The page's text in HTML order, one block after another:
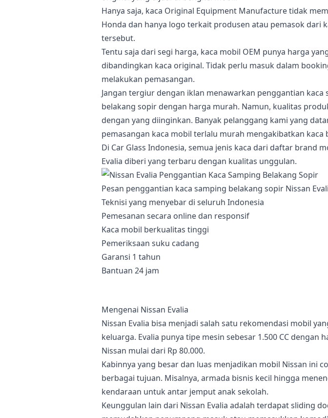
Hanya saja, kaca Original Equipment Manufacture tidak
Honda dan hanya logo terkait produsen atau pemasok dari
tersebut.
Tentu saja dari segi harga, kaca mobil OEM punya harga
dibandingkan kaca original. Tidak perlu masuk dalam
melakukan pemasangan.
Jangan tergiur dengan iklan menawarkan penggantian kaca
belakang sopir dengan harga murah. Namun, kualitas
dengan yang diinginkan. Banyak pelanggang kami yang
pemasangan kaca mobil terlalu murah mengakibatkan kaca
Di Car Glass Indonesia, semua jenis kaca dari daftar brand
Evalia diberi yang terbaru dengan kualitas unggulan.
Pesan penggantian kaca samping belakang sopir Nissan
Teknisi yang menyebar di seluruh Indonesia
Pemesanan secara online dan responsif
Kaca mobil berkualitas tinggi
Pemeriksaan suku cadang
Garansi 1 tahun
Bantuan 24 jam
Mengenai Nissan Evalia
Nissan Evalia bisa menjadi salah satu rekomendasi mobil
keluarga. Evalia punya tipe mesin sebesar 1.500 CC dengan
Nissan mulai dari Rp 80.000.
Kabinnya yang besar dan luas menjadikan mobil Nissan ini
berbagai tujuan. Misalnya, armada bisnis kecil hingga
kendaraan untuk antar jemput anak sekolah.
Keunggulan lain dari Nissan Evalia adalah terdapat sliding